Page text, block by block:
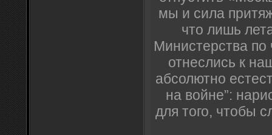
мы и сила
что лишь
Министерства
отнеслись к
абсолютно
на войне”:
для того, чтобы